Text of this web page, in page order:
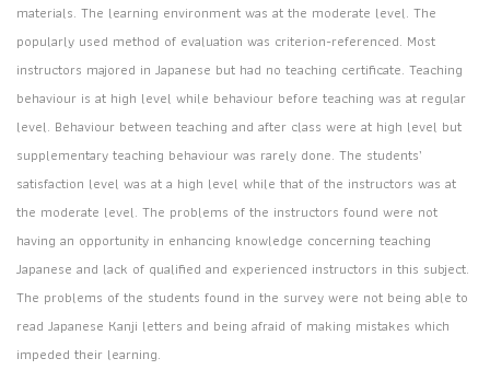
materials. The learning environment was at the moderate level. The
popularly used method of evaluation was criterion-referenced. Most
instructors majored in Japanese but had no teaching certificate. Teaching
behaviour is at high level while behaviour before teaching was at regular
level. Behaviour between teaching and after class were at high level but
supplementary teaching behaviour was rarely done. The students’
satisfaction level was at a high level while that of the instructors was at
the moderate level. The problems of the instructors found were not
having an opportunity in enhancing knowledge concerning teaching
Japanese and lack of qualified and experienced instructors in this subject.
The problems of the students found in the survey were not being able to
read Japanese Kanji letters and being afraid of making mistakes which
impeded their learning.